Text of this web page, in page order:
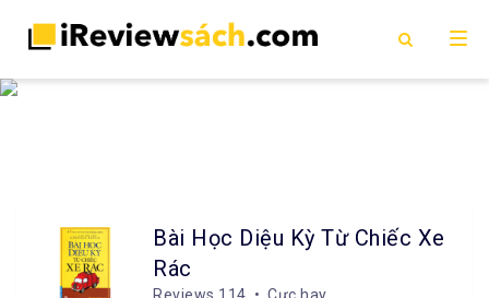
Bài Học Diệu Kỳ Từ Chiếc Xe
Rác